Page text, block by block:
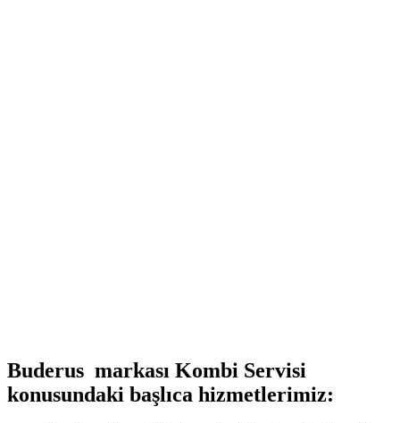
Buderus markası Kombi Servisi
konusundaki başlıca hizmetlerimiz: